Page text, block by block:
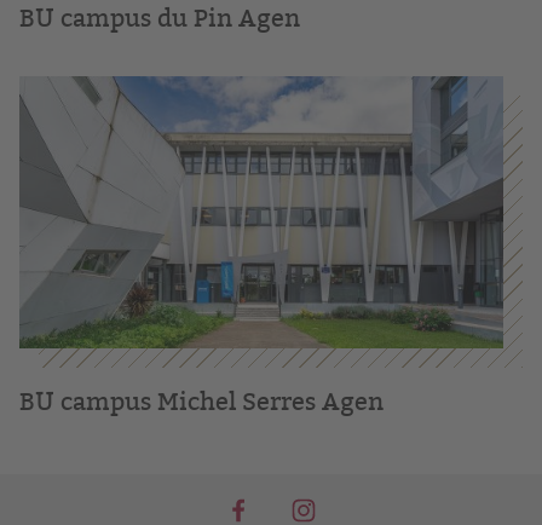
BU campus du Pin Agen
BU campus Michel Serres Agen